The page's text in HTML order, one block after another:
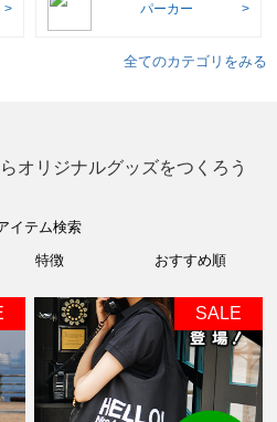
パーカー
全てのカテゴリをみる
オリジナルグッズをつくろう
イテム検索
SALE